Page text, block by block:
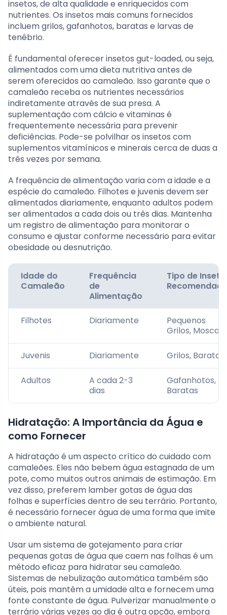
insetos, de alta qualidade e enriquecidos com
nutrientes. Os insetos mais comuns fornecidos
incluem grilos, gafanhotos, baratas e larvas de
tenébrio.
É fundamental oferecer insetos gut-loaded, ou seja,
alimentados com uma dieta nutritiva antes de
serem oferecidos ao camaleão. Isso garante que o
camaleão receba os nutrientes necessários
indiretamente através de sua presa. A
suplementação com cálcio e vitaminas é
frequentemente necessária para prevenir
deficiências. Pode-se polvilhar os insetos com
suplementos vitamínicos e minerais cerca de duas a
três vezes por semana.
A frequência de alimentação varia com a idade e a
espécie do camaleão. Filhotes e juvenis devem ser
alimentados diariamente, enquanto adultos podem
ser alimentados a cada dois ou três dias. Mantenha
um registro de alimentação para monitorar o
consumo e ajustar conforme necessário para evitar
obesidade ou desnutrição.
Idade do
Camaleão
Frequência
de
Alimentação
Tipo de Inseto
Filhotes Diariamente
Pequenos
Grilos, Moscas
Juvenis Diariamente Grilos, Baratas
Adultos
A cada 2-3
dias
Gafanhotos,
Baratas
Hidratação: A Importância da Água e
como Fornecer
A hidratação é um aspecto crítico do cuidado com
camaleões. Eles não bebem água estagnada de um
pote, como muitos outros animais de estimação. Em
vez disso, preferem lamber gotas de água das
folhas e superfícies dentro de seu terrário. Portanto,
é necessário fornecer água de uma forma que imite
o ambiente natural.
Usar um sistema de gotejamento para criar
pequenas gotas de água que caem nas folhas é um
método eficaz para hidratar seu camaleão.
Sistemas de nebulização automática também são
úteis, pois mantêm a umidade alta e fornecem uma
fonte constante de água. Pulverizar manualmente o
terrário várias vezes ao dia é outra opção, embora